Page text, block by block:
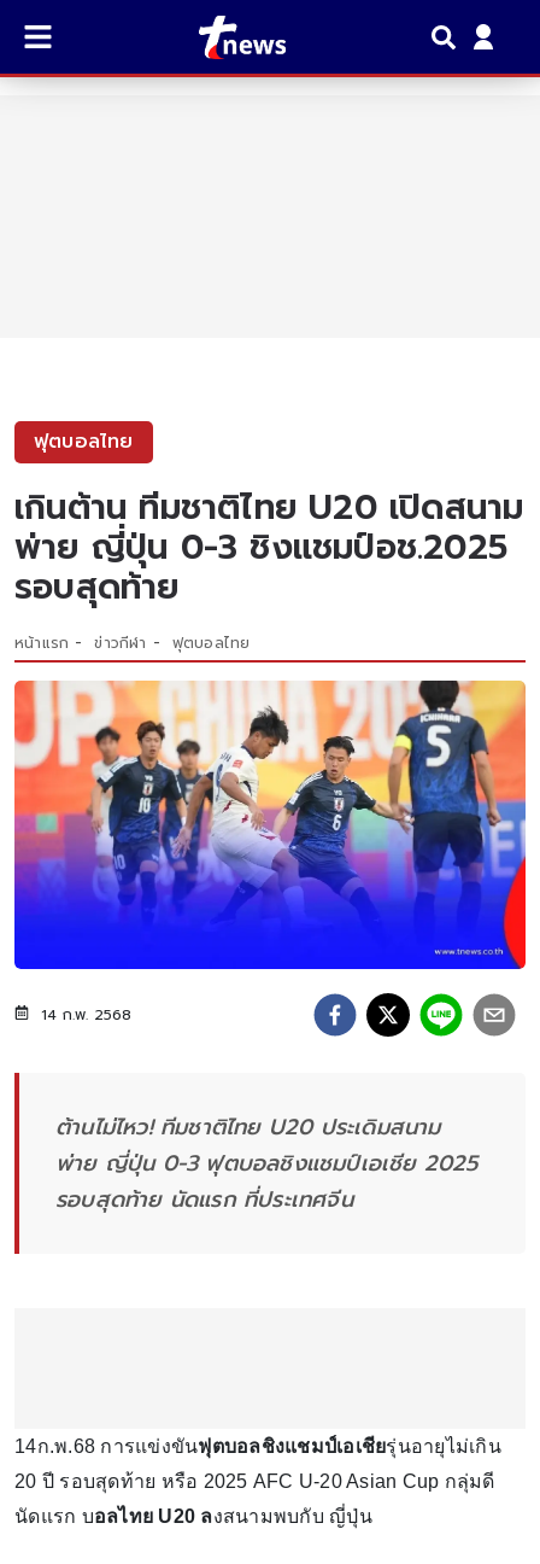
ฟุตบอลไทย
เกินต้าน ทีมชาติไทย U20 เปิดสนาม
พ่าย ญี่ปุ่น 0-3 ชิงแชมป์อช.2025
รอบสุดท้าย
หน้าแรก ข่าวกีฬา ฟุตบอลไทย
14 ก.พ. 2568
ต้านไม่ไหว! ทีมชาติไทย U20 ประเดิมสนาม
พ่าย ญี่ปุ่น 0-3 ฟุตบอลชิงแชมป์เอเชีย 2025
รอบสุดท้าย นัดแรก ที่ประเทศจีน
14ก.พ.68 การแข่งขันฟุตบอลชิงแชมป์เอเชียรุ่นอายุไม่เกิน
20 ปี รอบสุดท้าย หรือ 2025 AFC U-20 Asian Cup กลุ่มดี
นัดแรก บอลไทย U20 ลงสนามพบกับ ญี่ปุ่น